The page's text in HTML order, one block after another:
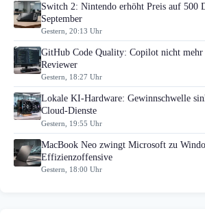
Switch 2: Nintendo erhöht Preis auf 500
September
Gestern, 20:13 Uhr
GitHub Code Quality: Copilot nicht mehr
Reviewer
Gestern, 18:27 Uhr
Lokale KI-Hardware: Gewinnschwelle
Cloud-Dienste
Gestern, 19:55 Uhr
MacBook Neo zwingt Microsoft zu
Effizienzoffensive
Gestern, 18:00 Uhr